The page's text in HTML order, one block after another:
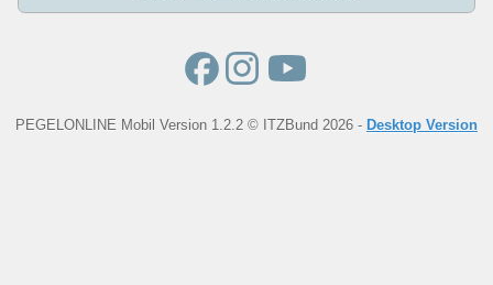
PEGELONLINE Mobil Version 1.2.2 © ITZBund 2026 - Desktop Version